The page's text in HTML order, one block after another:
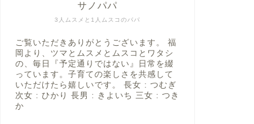
3人ムスメと1人ムスコのパパ
サノパパ
ご覧いただきありがとうございます。 福
岡より、ツマとムスメとムスコとワタシ
の、毎日『予定通りではない』日常を綴
っています。子育ての楽しさを共感して
いただけたら嬉しいです。 長女 : つむぎ
次女 : ひかり 長男 : きよいち 三女 : つき
か